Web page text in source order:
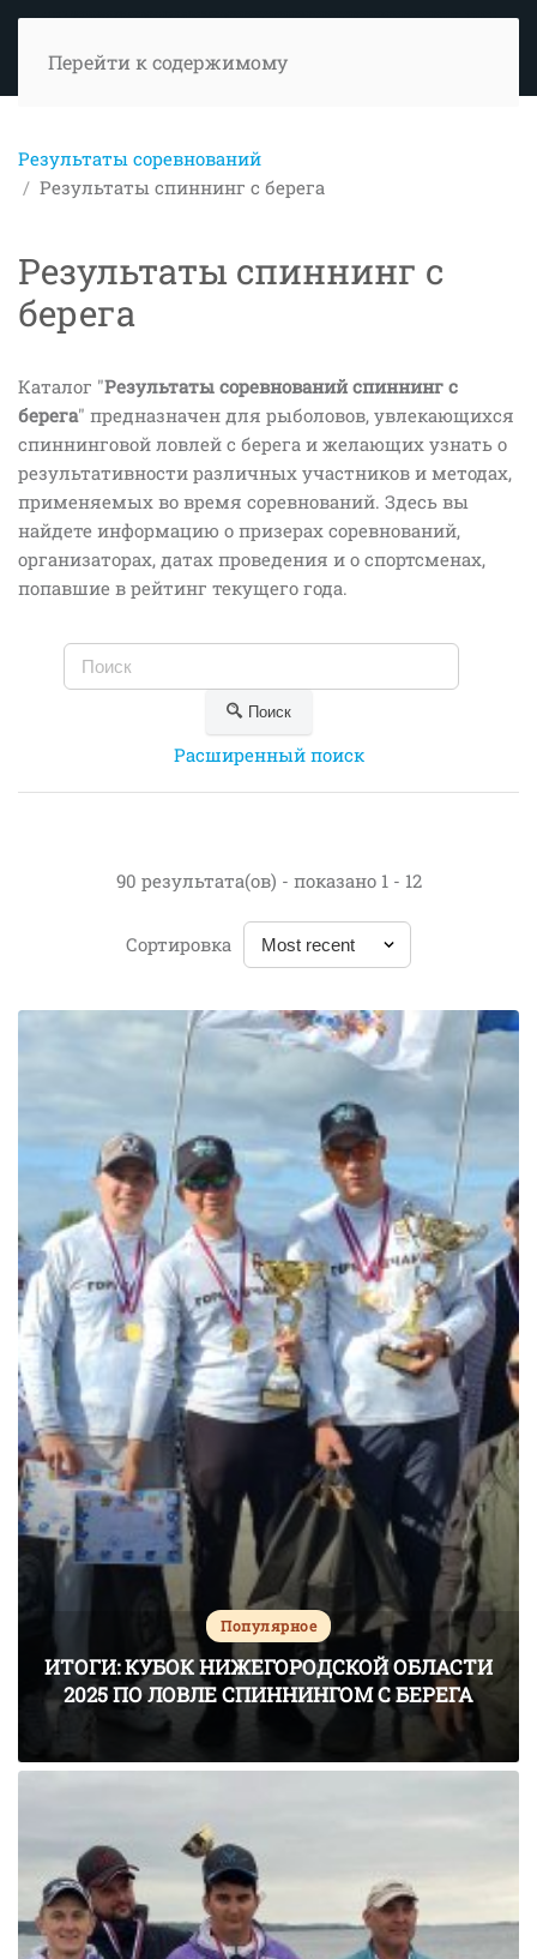
Перейти к содержимому
Результаты соревнований
Результаты спиннинг с берега
Результаты спиннинг с
берега
Каталог "Результаты соревнований спиннинг с
берега" предназначен для рыболовов, увлекающихся
спиннинговой ловлей с берега и желающих узнать о
результативности различных участников и методах,
применяемых во время соревнований. Здесь вы
найдете информацию о призерах соревнований,
организаторах, датах проведения и о спортсменах,
попавшие в рейтинг текущего года.
Поиск
Расширенный поиск
90 результата(ов) - показано 1 - 12
Сортировка
Популярное
ИТОГИ: КУБОК НИЖЕГОРОДСКОЙ ОБЛАСТИ
2025 ПО ЛОВЛЕ СПИННИНГОМ С БЕРЕГА